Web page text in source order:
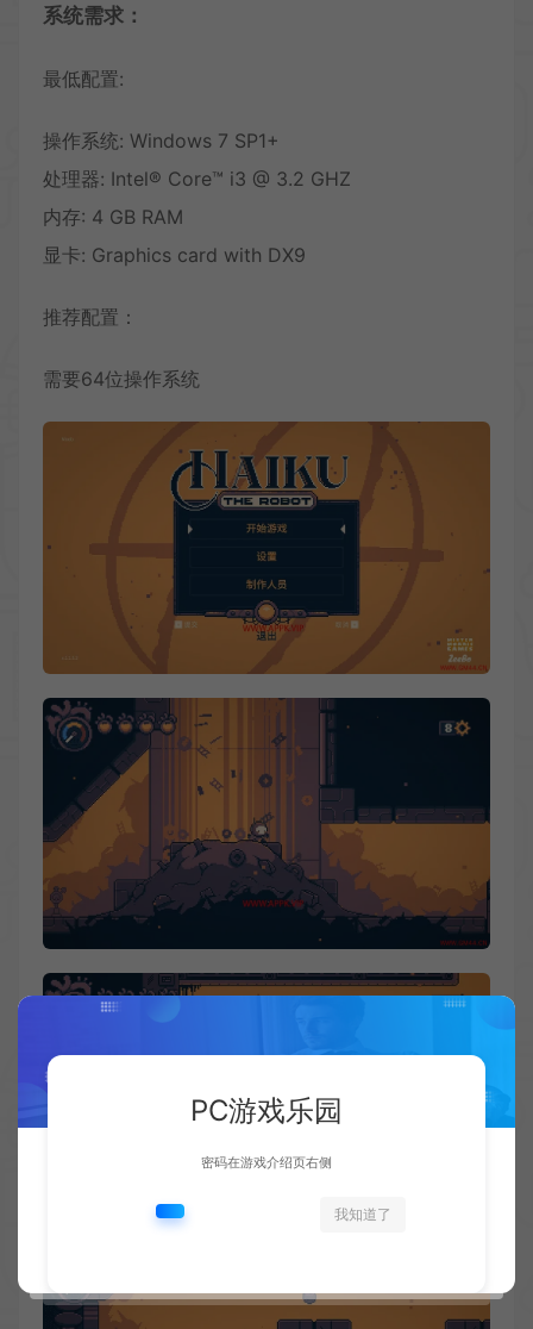
系统需求：
最低配置:
操作系统: Windows 7 SP1+
处理器: Intel® Core™ i3 @ 3.2 GHZ
内存: 4 GB RAM
显卡: Graphics card with DX9
推荐配置：
需要64位操作系统
PC游戏乐园
密码在游戏介绍页右侧
我知道了